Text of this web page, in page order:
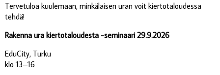
Tervetuloa kuulemaan, minkälaisen uran voit kiertotaloudessa
tehdä!
Rakenna ura kiertotaloudesta -seminaari 29.9.2026
EduCity, Turku
klo 13–16